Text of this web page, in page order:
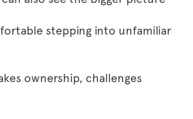
stepping into unfamiliar
ownership, challenges